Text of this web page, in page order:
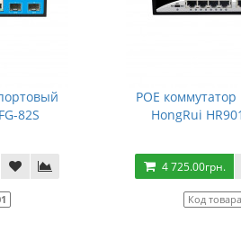
82S
POE
HongRui
4 725.00грн.
Код